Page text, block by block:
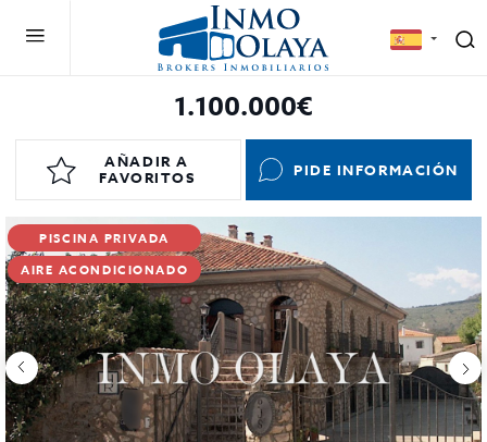
1.100.000€
AÑADIR A
FAVORITOS
PIDE INFORMACIÓN
PISCINA PRIVADA
AIRE ACONDICIONADO